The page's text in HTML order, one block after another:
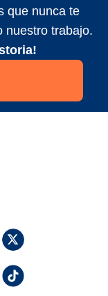
que nunca te
nuestro trabajo.